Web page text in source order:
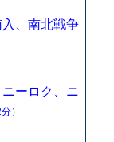
、南北戦争
ーロク、ニ
）